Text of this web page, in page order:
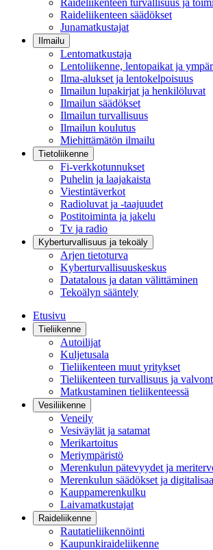
Raideliikenteen turvallisuus ja
Raideliikenteen säädökset
Junamatkustajat
Ilmailu
Lentomatkustaja
Lentoliikenne, lentopaikat ja
Ilma-alukset ja lentokelpoisuus
Ilmailun lupakirjat ja henkilöluvat
Ilmailun säädökset
Ilmailun turvallisuus
Ilmailun koulutus
Miehittämätön ilmailu
Tietoliikenne
Fi-verkkotunnukset
Puhelin ja laajakaista
Viestintäverkot
Radioluvat ja -taajuudet
Postitoiminta ja jakelu
Tv ja radio
Kyberturvallisuus ja tekoäly
Arjen tietoturva
Kyberturvallisuuskeskus
Datatalous ja datan välittäminen
Tekoälyn sääntely
Etusivu
Tieliikenne
Autoilijat
Kuljetusala
Tieliikenteen muut yritykset
Tieliikenteen turvallisuus ja
Matkustaminen tieliikenteessä
Vesiliikenne
Veneily
Vesiväylät ja satamat
Merikartoitus
Meriympäristö
Merenkulun pätevyydet ja
Merenkulun säädökset ja
Kauppamerenkulku
Laivamatkustajat
Raideliikenne
Rautatieliikennöinti
Kaupunkiraideliikenne